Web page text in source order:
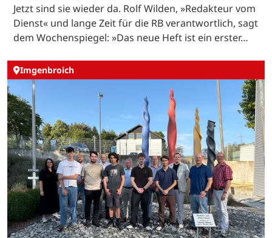
Jetzt sind sie wieder da. Rolf Wilden, »Redakteur vom
Dienst« und lange Zeit für die RB verantwortlich, sagt
dem Wochenspiegel: »Das neue Heft ist ein erster…
Imgenbroich